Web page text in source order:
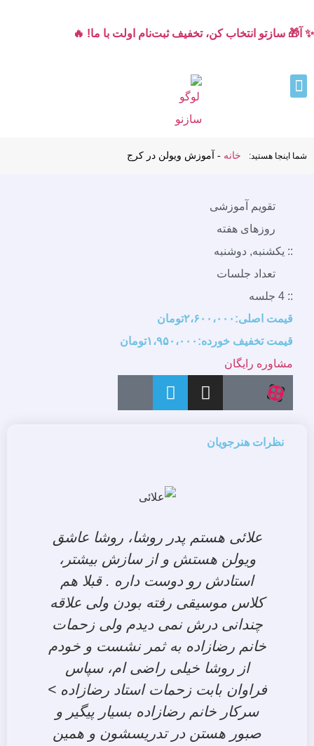
✨ آ🎁 سازتو انتخاب کن، تخفیف ثبت‌نام اولت با ما! 🔥
شما اینجا هستید: خانه - آموزش ویولن در کرج
نظرات هنرجویان
علائی هستم پدر روشا، روشا عاشق
ویولن هستش و از سازش بیشتر،
استادش رو دوست داره . قبلا هم
کلاس موسیقی رفته بودن ولی علاقه
چندانی درش نمی دیدم ولی زحمات
خانم رضازاده به ثمر نشست و خودم
از روشا خیلی راضی ام، سپاس
فراوان بابت زحمات استاد رضازاده >
سرکار خانم رضازاده بسیار پیگیر و
صبور هستن در تدریسشون و همین
تقویم آموزشی
روزهای هفته
:: یکشنبه, دوشنبه
تعداد جلسات
:: 4 جلسه
قیمت اصلی:۲،۶۰۰،۰۰۰تومان
قیمت تخفیف خورده:۱،۹۵۰،۰۰۰تومان
مشاوره رایگان